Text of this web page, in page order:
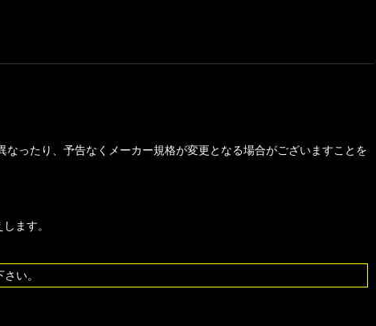
ったり、予告なくメーカー規格が変更となる場合がございますことを
ます。
い。